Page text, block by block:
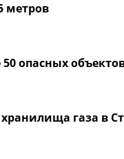
метров
опасных
газа в